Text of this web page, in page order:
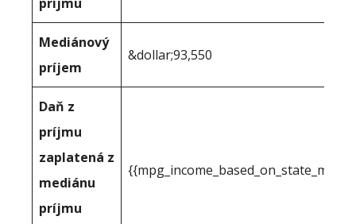
Mediánový
príjem
&dollar;93,550
Daň z
príjmu
zaplatená z
mediánu
príjmu